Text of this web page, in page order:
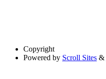
Copyright
Powered by Scroll Sites &